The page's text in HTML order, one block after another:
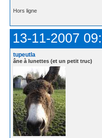
Hors ligne
13-11-2007
tupeutla
âne à lunettes (et un petit truc)